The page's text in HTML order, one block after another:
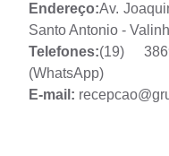
Endereço:Av.
Santo Antonio -
Telefones:(19)
(WhatsApp)
E-mail: